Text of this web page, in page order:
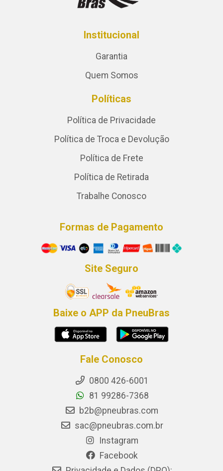
Institucional
Garantia
Quem Somos
Políticas
Política de Privacidade
Política de Troca e Devolução
Política de Frete
Política de Retirada
Trabalhe Conosco
Formas de Pagamento
Site Seguro
Baixe o APP da PneuBras
Fale Conosco
0800 426-6001
81 99286-7368
b2b@pneubras.com
sac@pneubras.com.br
Instagram
Facebook